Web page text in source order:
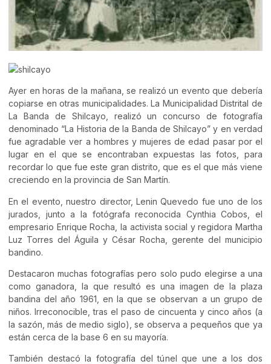
Ayer en horas de la mañana, se realizó un evento que debería
copiarse en otras municipalidades. La Municipalidad Distrital de
La Banda de Shilcayo, realizó un concurso de fotografía
denominado “La Historia de la Banda de Shilcayo” y en verdad
fue agradable ver a hombres y mujeres de edad pasar por el
lugar en el que se encontraban expuestas las fotos, para
recordar lo que fue este gran distrito, que es el que más viene
creciendo en la provincia de San Martín.
En el evento, nuestro director, Lenin Quevedo fue uno de los
jurados, junto a la fotógrafa reconocida Cynthia Cobos, el
empresario Enrique Rocha, la activista social y regidora Martha
Luz Torres del Águila y César Rocha, gerente del municipio
bandino.
Destacaron muchas fotografías pero solo pudo elegirse a una
como ganadora, la que resultó es una imagen de la plaza
bandina del año 1961, en la que se observan a un grupo de
niños. Irreconocible, tras el paso de cincuenta y cinco años (a
la sazón, más de medio siglo), se observa a pequeños que ya
están cerca de la base 6 en su mayoría.
También destacó la fotografía del túnel que une a los dos